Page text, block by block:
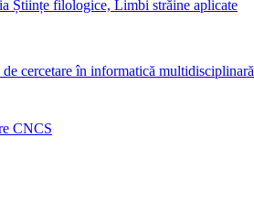
Științe filologice, Limbi străine aplicate
cercetare în informatică multidisciplinară
CNCS